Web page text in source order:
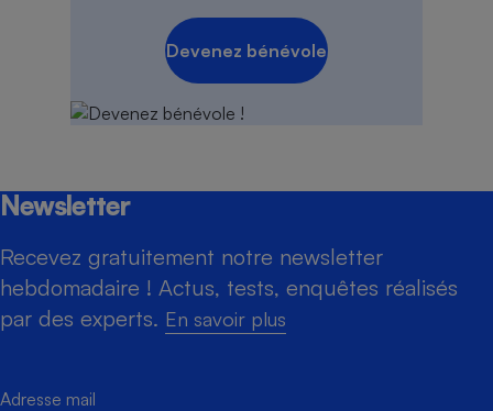
Devenez bénévole
Newsletter
Recevez gratuitement notre newsletter
hebdomadaire ! Actus, tests, enquêtes réalisés
par des experts. En savoir plus
Adresse mail